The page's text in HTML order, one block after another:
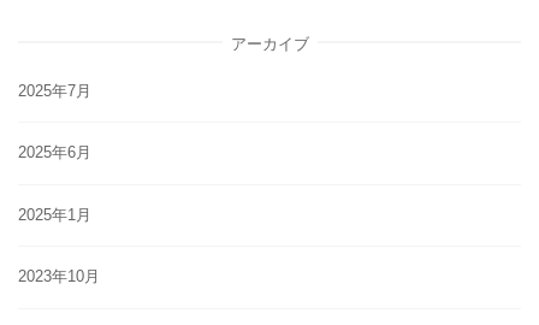
アーカイブ
2025年7月
2025年6月
2025年1月
2023年10月